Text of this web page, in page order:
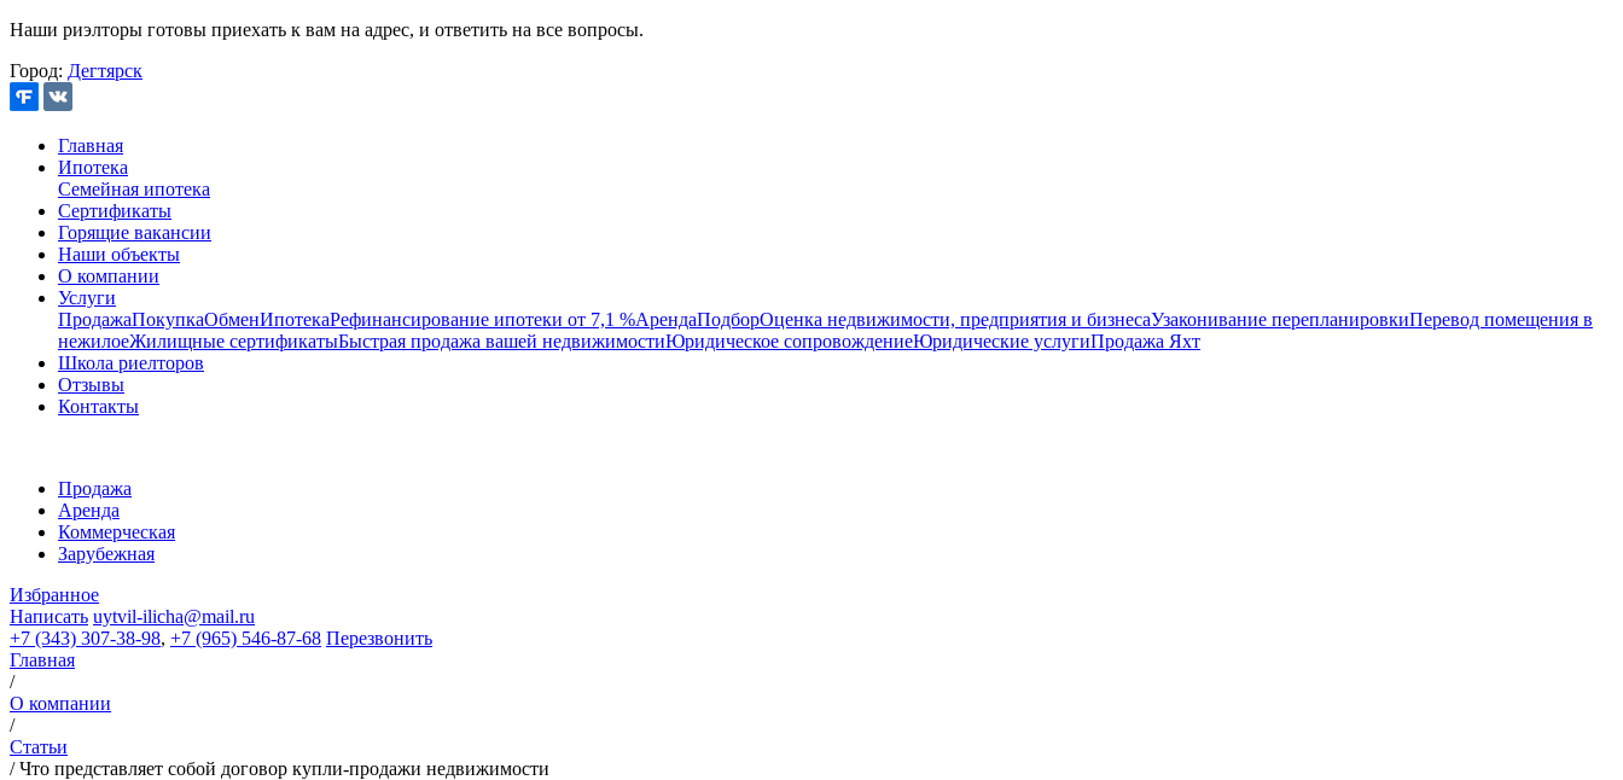
Наши риэлторы готовы приехать к вам на адрес, и ответить на все вопросы.
Город: Дегтярск
Главная
Ипотека
Семейная ипотека
Сертификаты
Горящие вакансии
Наши объекты
О компании
Услуги
ПродажаПокупкаОбменИпотекаРефинансирование ипотеки от 7,1 %АрендаПодборОценка недвижимости, предприятия и бизнесаУзаконивание перепланировкиПеревод помещения в
нежилоеЖилищные сертификатыБыстрая продажа вашей недвижимостиЮридическое сопровождениеЮридические услугиПродажа Яхт
Школа риелторов
Отзывы
Контакты
Продажа
Аренда
Коммерческая
Зарубежная
Избранное
Написать uytvil-ilicha@mail.ru
+7 (343) 307-38-98, +7 (965) 546-87-68 Перезвонить
Главная
/
О компании
/
Статьи
/Что представляет собой договор купли-продажи недвижимости